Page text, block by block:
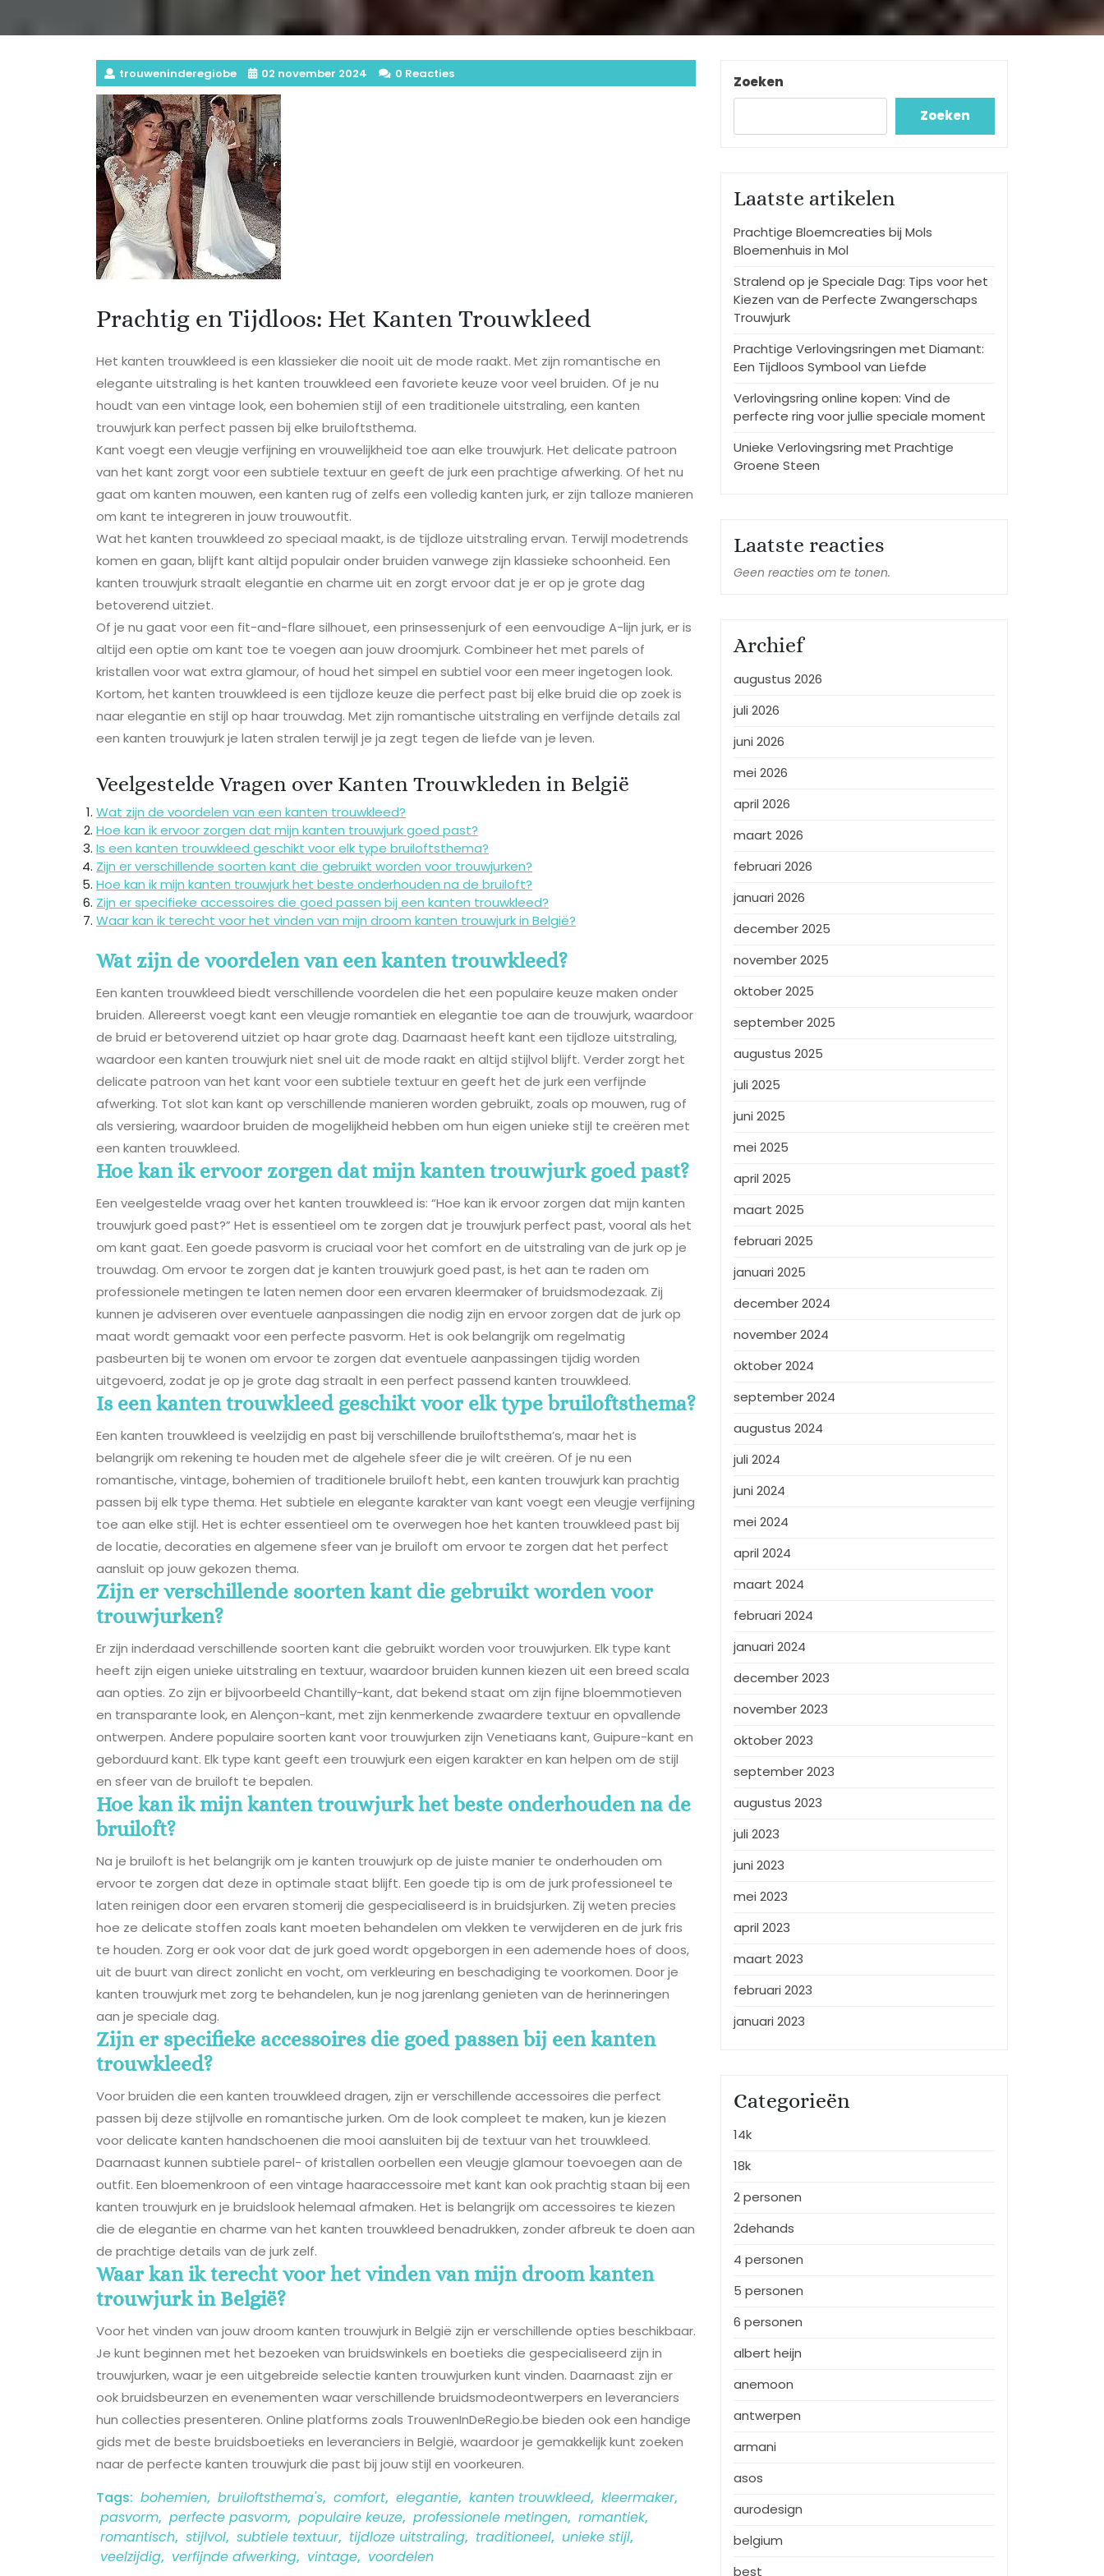
trouweninderegiobe 02 november 2024 0 Reacties
Prachtig en Tijdloos: Het Kanten Trouwkleed
Het kanten trouwkleed is een klassieker die nooit uit de mode raakt. Met zijn romantische en
elegante uitstraling is het kanten trouwkleed een favoriete keuze voor veel bruiden. Of je nu
houdt van een vintage look, een bohemien stijl of een traditionele uitstraling, een kanten
trouwjurk kan perfect passen bij elke bruiloftsthema.
Kant voegt een vleugje verfijning en vrouwelijkheid toe aan elke trouwjurk. Het delicate patroon
van het kant zorgt voor een subtiele textuur en geeft de jurk een prachtige afwerking. Of het nu
gaat om kanten mouwen, een kanten rug of zelfs een volledig kanten jurk, er zijn talloze manieren
om kant te integreren in jouw trouwoutfit.
Wat het kanten trouwkleed zo speciaal maakt, is de tijdloze uitstraling ervan. Terwijl modetrends
komen en gaan, blijft kant altijd populair onder bruiden vanwege zijn klassieke schoonheid. Een
kanten trouwjurk straalt elegantie en charme uit en zorgt ervoor dat je er op je grote dag
betoverend uitziet.
Of je nu gaat voor een fit-and-flare silhouet, een prinsessenjurk of een eenvoudige A-lijn jurk, er is
altijd een optie om kant toe te voegen aan jouw droomjurk. Combineer het met parels of
kristallen voor wat extra glamour, of houd het simpel en subtiel voor een meer ingetogen look.
Kortom, het kanten trouwkleed is een tijdloze keuze die perfect past bij elke bruid die op zoek is
naar elegantie en stijl op haar trouwdag. Met zijn romantische uitstraling en verfijnde details zal
een kanten trouwjurk je laten stralen terwijl je ja zegt tegen de liefde van je leven.
Veelgestelde Vragen over Kanten Trouwkleden in België
Wat zijn de voordelen van een kanten trouwkleed?
Hoe kan ik ervoor zorgen dat mijn kanten trouwjurk goed past?
Is een kanten trouwkleed geschikt voor elk type bruiloftsthema?
Zijn er verschillende soorten kant die gebruikt worden voor trouwjurken?
Hoe kan ik mijn kanten trouwjurk het beste onderhouden na de bruiloft?
Zijn er specifieke accessoires die goed passen bij een kanten trouwkleed?
Waar kan ik terecht voor het vinden van mijn droom kanten trouwjurk in België?
Wat zijn de voordelen van een kanten trouwkleed?
Een kanten trouwkleed biedt verschillende voordelen die het een populaire keuze maken onder
bruiden. Allereerst voegt kant een vleugje romantiek en elegantie toe aan de trouwjurk, waardoor
de bruid er betoverend uitziet op haar grote dag. Daarnaast heeft kant een tijdloze uitstraling,
waardoor een kanten trouwjurk niet snel uit de mode raakt en altijd stijlvol blijft. Verder zorgt het
delicate patroon van het kant voor een subtiele textuur en geeft het de jurk een verfijnde
afwerking. Tot slot kan kant op verschillende manieren worden gebruikt, zoals op mouwen, rug of
als versiering, waardoor bruiden de mogelijkheid hebben om hun eigen unieke stijl te creëren met
een kanten trouwkleed.
Hoe kan ik ervoor zorgen dat mijn kanten trouwjurk goed past?
Een veelgestelde vraag over het kanten trouwkleed is: “Hoe kan ik ervoor zorgen dat mijn kanten
trouwjurk goed past?” Het is essentieel om te zorgen dat je trouwjurk perfect past, vooral als het
om kant gaat. Een goede pasvorm is cruciaal voor het comfort en de uitstraling van de jurk op je
trouwdag. Om ervoor te zorgen dat je kanten trouwjurk goed past, is het aan te raden om
professionele metingen te laten nemen door een ervaren kleermaker of bruidsmodezaak. Zij
kunnen je adviseren over eventuele aanpassingen die nodig zijn en ervoor zorgen dat de jurk op
maat wordt gemaakt voor een perfecte pasvorm. Het is ook belangrijk om regelmatig
pasbeurten bij te wonen om ervoor te zorgen dat eventuele aanpassingen tijdig worden
uitgevoerd, zodat je op je grote dag straalt in een perfect passend kanten trouwkleed.
Is een kanten trouwkleed geschikt voor elk type bruiloftsthema?
Een kanten trouwkleed is veelzijdig en past bij verschillende bruiloftsthema’s, maar het is
belangrijk om rekening te houden met de algehele sfeer die je wilt creëren. Of je nu een
romantische, vintage, bohemien of traditionele bruiloft hebt, een kanten trouwjurk kan prachtig
passen bij elk type thema. Het subtiele en elegante karakter van kant voegt een vleugje verfijning
toe aan elke stijl. Het is echter essentieel om te overwegen hoe het kanten trouwkleed past bij
de locatie, decoraties en algemene sfeer van je bruiloft om ervoor te zorgen dat het perfect
aansluit op jouw gekozen thema.
Zijn er verschillende soorten kant die gebruikt worden voor
trouwjurken?
Er zijn inderdaad verschillende soorten kant die gebruikt worden voor trouwjurken. Elk type kant
heeft zijn eigen unieke uitstraling en textuur, waardoor bruiden kunnen kiezen uit een breed scala
aan opties. Zo zijn er bijvoorbeeld Chantilly-kant, dat bekend staat om zijn fijne bloemmotieven
en transparante look, en Alençon-kant, met zijn kenmerkende zwaardere textuur en opvallende
ontwerpen. Andere populaire soorten kant voor trouwjurken zijn Venetiaans kant, Guipure-kant en
geborduurd kant. Elk type kant geeft een trouwjurk een eigen karakter en kan helpen om de stijl
en sfeer van de bruiloft te bepalen.
Hoe kan ik mijn kanten trouwjurk het beste onderhouden na de
bruiloft?
Na je bruiloft is het belangrijk om je kanten trouwjurk op de juiste manier te onderhouden om
ervoor te zorgen dat deze in optimale staat blijft. Een goede tip is om de jurk professioneel te
laten reinigen door een ervaren stomerij die gespecialiseerd is in bruidsjurken. Zij weten precies
hoe ze delicate stoffen zoals kant moeten behandelen om vlekken te verwijderen en de jurk fris
te houden. Zorg er ook voor dat de jurk goed wordt opgeborgen in een ademende hoes of doos,
uit de buurt van direct zonlicht en vocht, om verkleuring en beschadiging te voorkomen. Door je
kanten trouwjurk met zorg te behandelen, kun je nog jarenlang genieten van de herinneringen
aan je speciale dag.
Zijn er specifieke accessoires die goed passen bij een kanten
trouwkleed?
Voor bruiden die een kanten trouwkleed dragen, zijn er verschillende accessoires die perfect
passen bij deze stijlvolle en romantische jurken. Om de look compleet te maken, kun je kiezen
voor delicate kanten handschoenen die mooi aansluiten bij de textuur van het trouwkleed.
Daarnaast kunnen subtiele parel- of kristallen oorbellen een vleugje glamour toevoegen aan de
outfit. Een bloemenkroon of een vintage haaraccessoire met kant kan ook prachtig staan bij een
kanten trouwjurk en je bruidslook helemaal afmaken. Het is belangrijk om accessoires te kiezen
die de elegantie en charme van het kanten trouwkleed benadrukken, zonder afbreuk te doen aan
de prachtige details van de jurk zelf.
Waar kan ik terecht voor het vinden van mijn droom kanten
trouwjurk in België?
Voor het vinden van jouw droom kanten trouwjurk in België zijn er verschillende opties beschikbaar.
Je kunt beginnen met het bezoeken van bruidswinkels en boetieks die gespecialiseerd zijn in
trouwjurken, waar je een uitgebreide selectie kanten trouwjurken kunt vinden. Daarnaast zijn er
ook bruidsbeurzen en evenementen waar verschillende bruidsmodeontwerpers en leveranciers
hun collecties presenteren. Online platforms zoals TrouwenInDeRegio.be bieden ook een handige
gids met de beste bruidsboetieks en leveranciers in België, waardoor je gemakkelijk kunt zoeken
naar de perfecte kanten trouwjurk die past bij jouw stijl en voorkeuren.
Tags: bohemien, bruiloftsthema's, comfort, elegantie, kanten trouwkleed, kleermaker,
pasvorm, perfecte pasvorm, populaire keuze, professionele metingen, romantiek,
romantisch, stijlvol, subtiele textuur, tijdloze uitstraling, traditioneel, unieke stijl,
veelzijdig, verfijnde afwerking, vintage, voordelen
Zoeken
Zoeken
Laatste artikelen
Prachtige Bloemcreaties bij Mols
Bloemenhuis in Mol
Stralend op je Speciale Dag: Tips voor het
Kiezen van de Perfecte Zwangerschaps
Trouwjurk
Prachtige Verlovingsringen met Diamant:
Een Tijdloos Symbool van Liefde
Verlovingsring online kopen: Vind de
perfecte ring voor jullie speciale moment
Unieke Verlovingsring met Prachtige
Groene Steen
Laatste reacties
Geen reacties om te tonen.
Archief
augustus 2026
juli 2026
juni 2026
mei 2026
april 2026
maart 2026
februari 2026
januari 2026
december 2025
november 2025
oktober 2025
september 2025
augustus 2025
juli 2025
juni 2025
mei 2025
april 2025
maart 2025
februari 2025
januari 2025
december 2024
november 2024
oktober 2024
september 2024
augustus 2024
juli 2024
juni 2024
mei 2024
april 2024
maart 2024
februari 2024
januari 2024
december 2023
november 2023
oktober 2023
september 2023
augustus 2023
juli 2023
juni 2023
mei 2023
april 2023
maart 2023
februari 2023
januari 2023
Categorieën
14k
18k
2 personen
2dehands
4 personen
5 personen
6 personen
albert heijn
anemoon
antwerpen
armani
asos
aurodesign
belgium
best